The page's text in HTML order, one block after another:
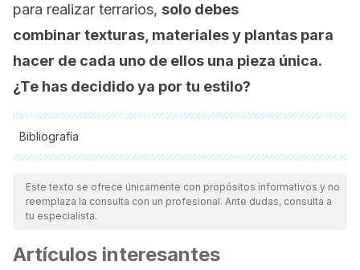
para realizar terrarios, solo debes
combinar texturas, materiales y plantas para
hacer de cada uno de ellos una pieza única.
¿Te has decidido ya por tu estilo?
Bibliografía
Todas las fuentes citadas fueron revisadas a profundidad por
nuestro equipo, para asegurar su calidad, confiabilidad,
vigencia y validez.La bibliografía de este artículo fue
científica.
Este texto se ofrece únicamente con propósitos informativos y no
reemplaza la consulta con un profesional. Ante dudas, consulta a
tu especialista.
Artículos interesantes